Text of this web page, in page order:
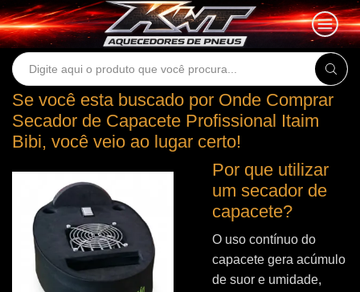
Search
Se você esta buscado por Onde Comprar
Secador de Capacete Profissional Itaim
Bibi, você veio ao lugar certo!
Por que utilizar
um secador de
capacete?
O uso contínuo do
capacete gera acúmulo
de suor e umidade,